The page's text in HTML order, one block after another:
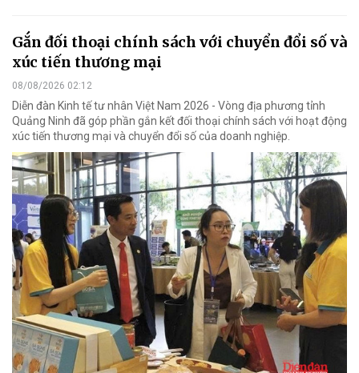
Gắn đối thoại chính sách với chuyển đổi số và
xúc tiến thương mại
08/08/2026 02:12
Diễn đàn Kinh tế tư nhân Việt Nam 2026 - Vòng địa phương tỉnh
Quảng Ninh đã góp phần gắn kết đối thoại chính sách với hoạt động
xúc tiến thương mại và chuyển đổi số của doanh nghiệp.